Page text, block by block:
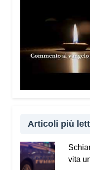
Articoli più
vita